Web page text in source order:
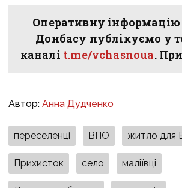
Оперативну інформацію
Донбасу публікуємо у
каналі t.me/vchasnoua.
Автор:Анна Дудченко
переселенці ВПО житло для
Прихисток село маліївці